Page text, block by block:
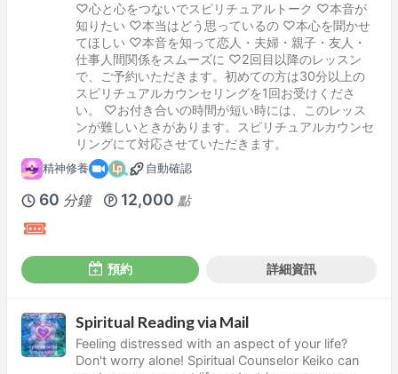
♡心と心をつないでスピリチュアルトーク ♡本音が
知りたい ♡本当はどう思っているの ♡本心を聞かせ
てほしい ♡本音を知って恋人・夫婦・親子・友人・
仕事人間関係をスムーズに ♡2回目以降のレッスン
で、ご予約いただきます。初めての方は30分以上の
スピリチュアルカウンセリングを1回お受けくださ
い。 ♡お付き合いの時間が短い時には、このレッス
ンが難しいときがあります。スピリチュアルカウンセ
リングにて対応させていただきます。
精神修養 自動確認
60 分鐘 12,000 點
預約 詳細資訊
Spiritual Reading via Mail
Feeling distressed with an aspect of your life?
Don't worry alone! Spiritual Counselor Keiko can